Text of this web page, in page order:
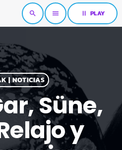
search menu pause PLAY
| NOTICIAS
Süne,
y